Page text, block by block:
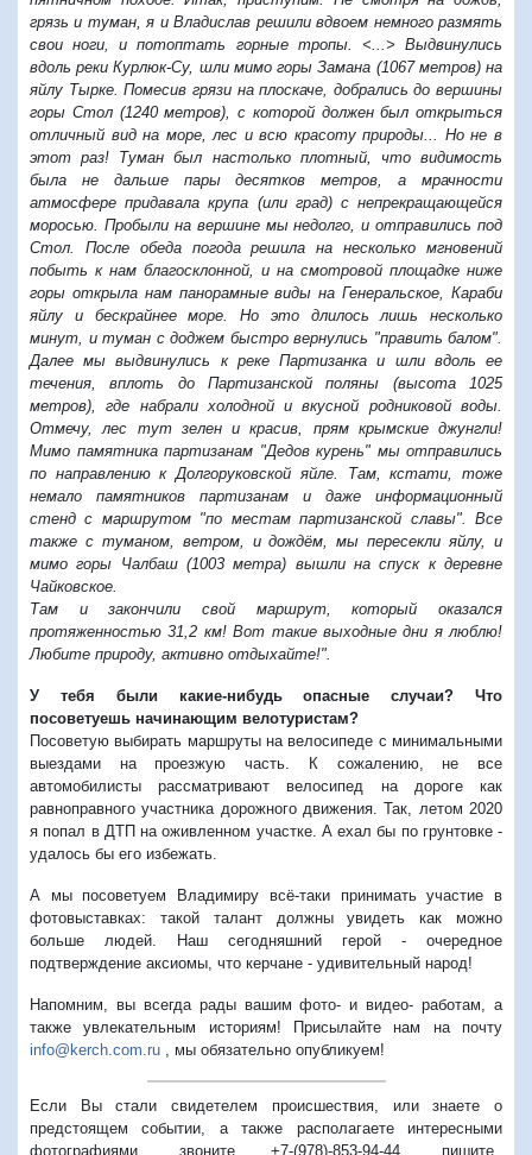
грязь и туман, я и Владислав решили вдвоем немного размять
свои ноги, и потоптать горные тропы. <...> Выдвинулись
вдоль реки Курлюк-Су, шли мимо горы Замана (1067 метров) на
яйлу Тырке. Помесив грязи на плоскаче, добрались до вершины
горы Стол (1240 метров), с которой должен был открыться
отличный вид на море, лес и всю красоту природы... Но не в
этот раз! Туман был настолько плотный, что видимость
была не дальше пары десятков метров, а мрачности
атмосфере придавала крупа (или град) с непрекращающейся
моросью. Пробыли на вершине мы недолго, и отправились под
Стол. После обеда погода решила на несколько мгновений
побыть к нам благосклонной, и на смотровой площадке ниже
горы открыла нам панорамные виды на Генеральское, Караби
яйлу и бескрайнее море. Но это длилось лишь несколько
минут, и туман с доджем быстро вернулись "править балом".
Далее мы выдвинулись к реке Партизанка и шли вдоль ее
течения, вплоть до Партизанской поляны (высота 1025
метров), где набрали холодной и вкусной родниковой воды.
Отмечу, лес тут зелен и красив, прям крымские джунгли!
Мимо памятника партизанам "Дедов курень" мы отправились
по направлению к Долгоруковской яйле. Там, кстати, тоже
немало памятников партизанам и даже информационный
стенд с маршрутом "по местам партизанской славы". Все
также с туманом, ветром, и дождём, мы пересекли яйлу, и
мимо горы Чалбаш (1003 метра) вышли на спуск к деревне
Чайковское.
Там и закончили свой маршрут, который оказался
протяженностью 31,2 км! Вот такие выходные дни я люблю!
Любите природу, активно отдыхайте!".
У тебя были какие-нибудь опасные случаи? Что
посоветуешь начинающим велотуристам?
Посоветую выбирать маршруты на велосипеде с минимальными
выездами на проезжую часть. К сожалению, не все
автомобилисты рассматривают велосипед на дороге как
равноправного участника дорожного движения. Так, летом 2020
я попал в ДТП на оживленном участке. А ехал бы по грунтовке -
удалось бы его избежать.
А мы посоветуем Владимиру всё-таки принимать участие в
фотовыставках: такой талант должны увидеть как можно
больше людей. Наш сегодняшний герой - очередное
подтверждение аксиомы, что керчане - удивительный народ!
Напомним, вы всегда рады вашим фото- и видео- работам, а
также увлекательным историям! Присылайте нам на почту
info@kerch.com.ru , мы обязательно опубликуем!
Если Вы стали свидетелем происшествия, или знаете о
предстоящем событии, а также располагаете интересными
фотографиями, звоните +7-(978)-853-94-44, пишите